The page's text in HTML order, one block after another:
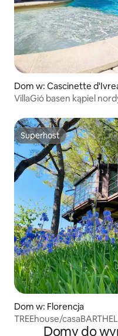
Dom w: Cascinette
VillaGió basen kąpiel
Superhost
Superhost
Dom w: Florencja
TREEhouse/casaBARTHEL
Domy do